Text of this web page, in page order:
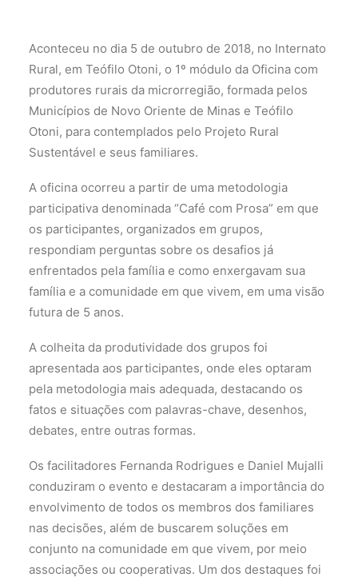
Aconteceu no dia 5 de outubro de 2018, no Internato
Rural, em Teófilo Otoni, o 1º módulo da Oficina com
produtores rurais da microrregião, formada pelos
Municípios de Novo Oriente de Minas e Teófilo
Otoni, para contemplados pelo Projeto Rural
Sustentável e seus familiares.
A oficina ocorreu a partir de uma metodologia
participativa denominada “Café com Prosa” em que
os participantes, organizados em grupos,
respondiam perguntas sobre os desafios já
enfrentados pela família e como enxergavam sua
família e a comunidade em que vivem, em uma visão
futura de 5 anos.
A colheita da produtividade dos grupos foi
apresentada aos participantes, onde eles optaram
pela metodologia mais adequada, destacando os
fatos e situações com palavras-chave, desenhos,
debates, entre outras formas.
Os facilitadores Fernanda Rodrigues e Daniel Mujalli
conduziram o evento e destacaram a importância do
envolvimento de todos os membros dos familiares
nas decisões, além de buscarem soluções em
conjunto na comunidade em que vivem, por meio
associações ou cooperativas. Um dos destaques foi